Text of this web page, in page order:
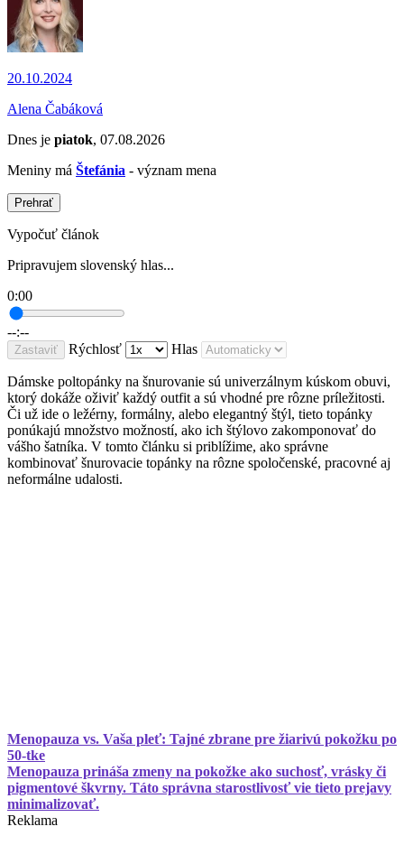
20.10.2024
Alena Čabáková
Dnes je piatok, 07.08.2026
Meniny má Štefánia - význam mena
Prehrať
Vypočuť článok
Pripravujem slovenský hlas...
0:00
--:--
Zastaviť Rýchlosť Hlas
Dámske poltopánky na šnurovanie sú univerzálnym kúskom obuvi,
ktorý dokáže oživiť každý outfit a sú vhodné pre rôzne príležitosti.
Či už ide o ležérny, formálny, alebo elegantný štýl, tieto topánky
ponúkajú množstvo možností, ako ich štýlovo zakomponovať do
vášho šatníka. V tomto článku si priblížime, ako správne
kombinovať šnurovacie topánky na rôzne spoločenské, pracovné aj
neformálne udalosti.
Menopauza vs. Vaša pleť: Tajné zbrane pre žiarivú pokožku po
50-tke
Menopauza prináša zmeny na pokožke ako suchosť, vrásky či
pigmentové škvrny. Táto správna starostlivosť vie tieto prejavy
minimalizovať.
Reklama